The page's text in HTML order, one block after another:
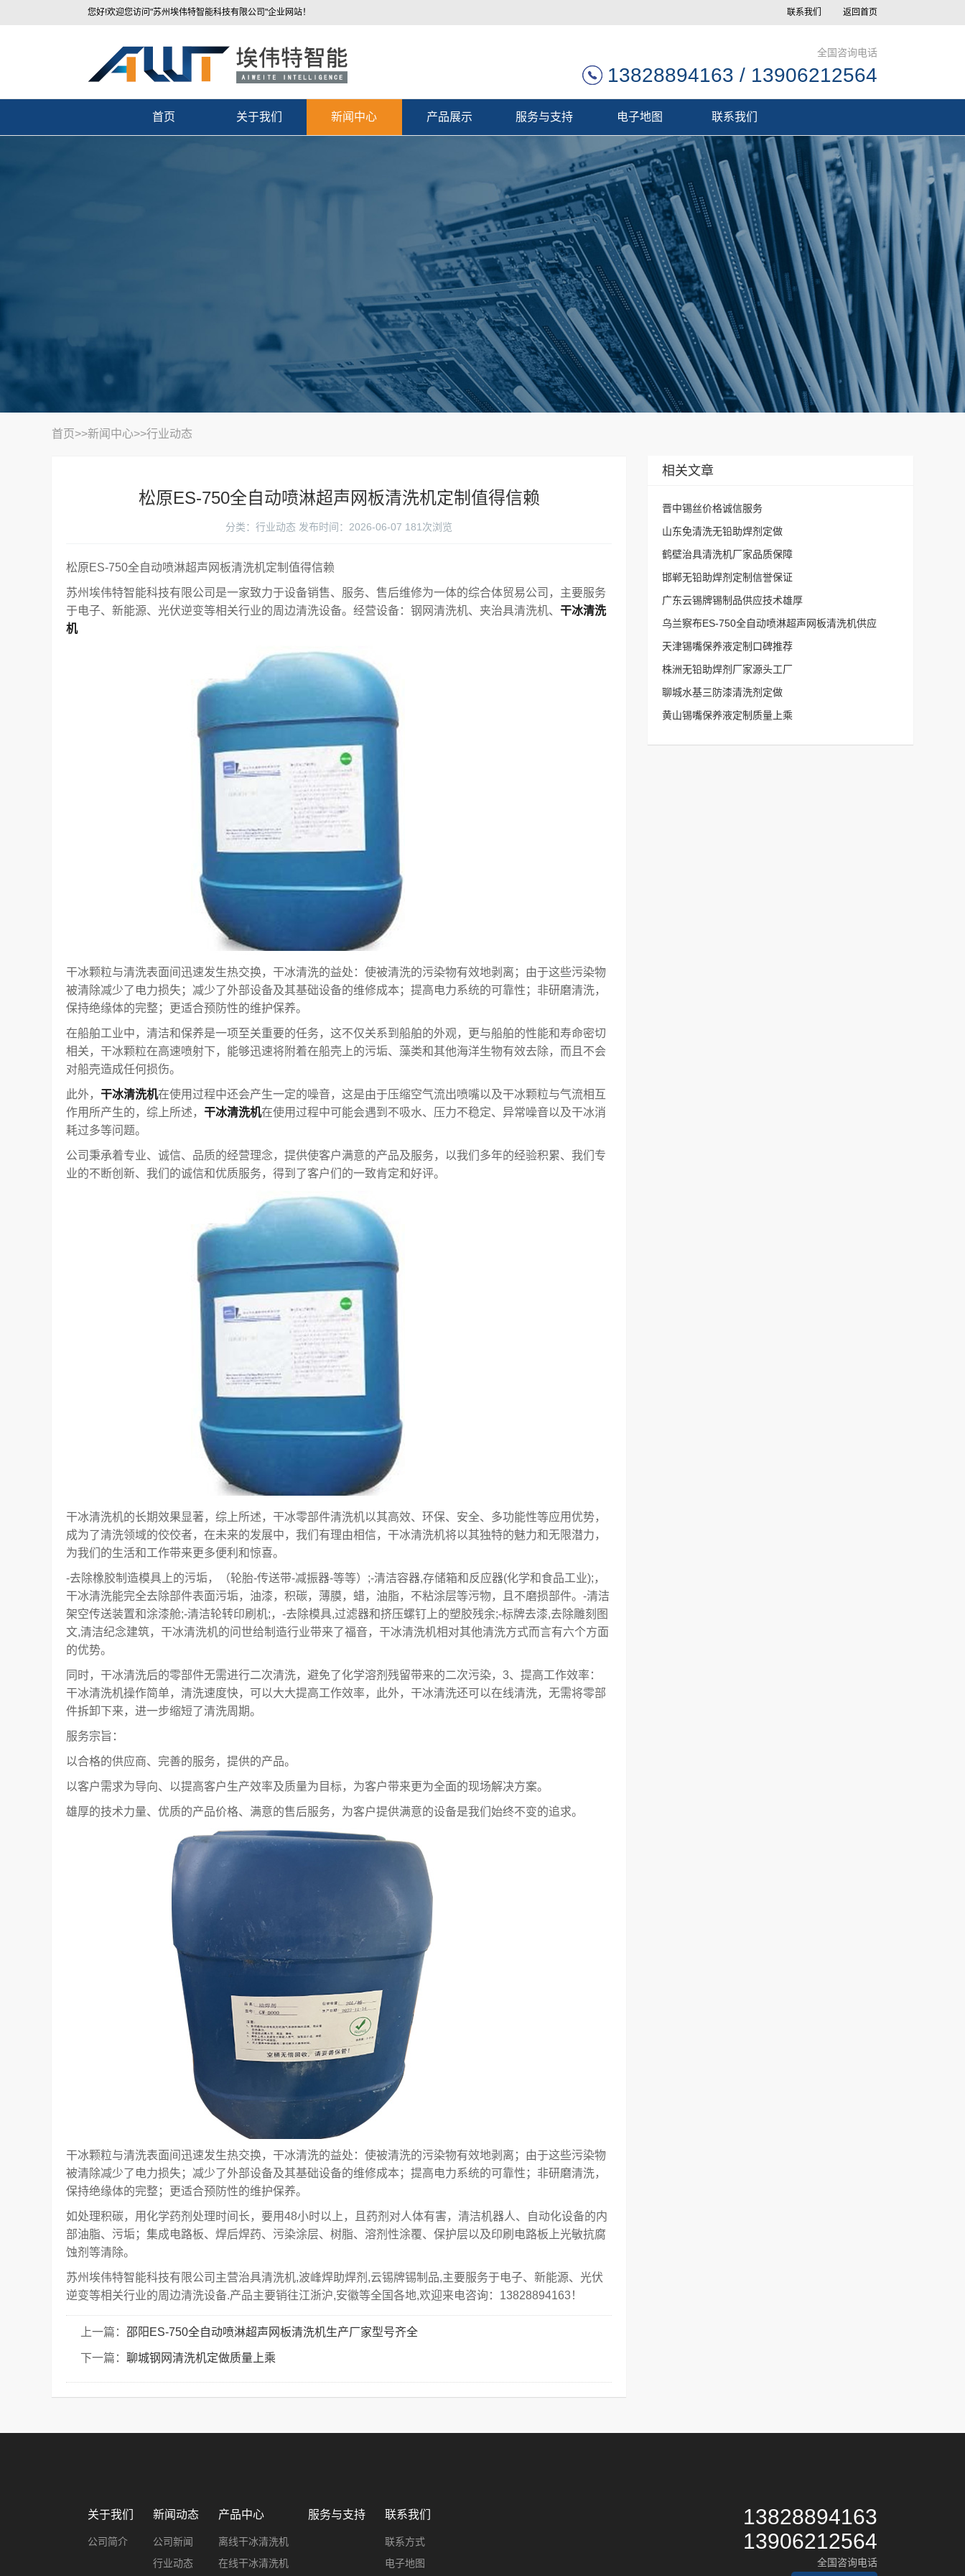
您好!欢迎您访问"苏州埃伟特智能科技有限公司"企业网站！ 联系我们 返回首页
全国咨询电话
13828894163 / 13906212564
首页 关于我们 新闻中心 产品展示 服务与支持 电子地图 联系我们
首页>>新闻中心>>行业动态
松原ES-750全自动喷淋超声网板清洗机定制值得信赖
分类：行业动态 发布时间：2026-06-07 181次浏览
松原ES-750全自动喷淋超声网板清洗机定制值得信赖
苏州埃伟特智能科技有限公司是一家致力于设备销售、服务、售后维修为一体的综合体贸易公司，主要服务
于电子、新能源、光伏逆变等相关行业的周边清洗设备。经营设备：钢网清洗机、夹治具清洗机、 干冰清洗
机
干冰颗粒与清洗表面间迅速发生热交换，干冰清洗的益处：使被清洗的污染物有效地剥离；由于这些污染物
被清除减少了电力损失；减少了外部设备及其基础设备的维修成本；提高电力系统的可靠性；非研磨清洗，
保持绝缘体的完整；更适合预防性的维护保养。
在船舶工业中，清洁和保养是一项至关重要的任务，这不仅关系到船舶的外观，更与船舶的性能和寿命密切
相关，干冰颗粒在高速喷射下，能够迅速将附着在船壳上的污垢、藻类和其他海洋生物有效去除，而且不会
对船壳造成任何损伤。
此外， 干冰清洗机在使用过程中还会产生一定的噪音，这是由于压缩空气流出喷嘴以及干冰颗粒与气流相互
作用所产生的，综上所述， 干冰清洗机在使用过程中可能会遇到不吸水、压力不稳定、异常噪音以及干冰消
耗过多等问题。
公司秉承着专业、诚信、品质的经营理念，提供使客户满意的产品及服务，以我们多年的经验积累、我们专
业的不断创新、我们的诚信和优质服务，得到了客户们的一致肯定和好评。
干冰清洗机的长期效果显著，综上所述，干冰零部件清洗机以其高效、环保、安全、多功能性等应用优势，
成为了清洗领域的佼佼者，在未来的发展中，我们有理由相信，干冰清洗机将以其独特的魅力和无限潜力，
为我们的生活和工作带来更多便利和惊喜。
-去除橡胶制造模具上的污垢，（轮胎-传送带-减振器-等等）;-清洁容器,存储箱和反应器(化学和食品工业);，
干冰清洗能完全去除部件表面污垢，油漆，积碳，薄膜，蜡，油脂，不粘涂层等污物，且不磨损部件。-清洁
架空传送装置和涂漆舱;-清洁轮转印刷机;，-去除模具,过滤器和挤压螺钉上的塑胶残余;-标牌去漆,去除雕刻图
文,清洁纪念建筑，干冰清洗机的问世给制造行业带来了福音，干冰清洗机相对其他清洗方式而言有六个方面
的优势。
同时，干冰清洗后的零部件无需进行二次清洗，避免了化学溶剂残留带来的二次污染，3、提高工作效率：
干冰清洗机操作简单，清洗速度快，可以大大提高工作效率，此外，干冰清洗还可以在线清洗，无需将零部
件拆卸下来，进一步缩短了清洗周期。
服务宗旨：
以合格的供应商、完善的服务，提供的产品。
以客户需求为导向、以提高客户生产效率及质量为目标，为客户带来更为全面的现场解决方案。
雄厚的技术力量、优质的产品价格、满意的售后服务，为客户提供满意的设备是我们始终不变的追求。
干冰颗粒与清洗表面间迅速发生热交换，干冰清洗的益处：使被清洗的污染物有效地剥离；由于这些污染物
被清除减少了电力损失；减少了外部设备及其基础设备的维修成本；提高电力系统的可靠性；非研磨清洗，
保持绝缘体的完整；更适合预防性的维护保养。
如处理积碳，用化学药剂处理时间长，要用48小时以上，且药剂对人体有害，清洁机器人、自动化设备的内
部油脂、污垢；集成电路板、焊后焊药、污染涂层、树脂、溶剂性涂覆、保护层以及印刷电路板上光敏抗腐
蚀剂等清除。
苏州埃伟特智能科技有限公司主营治具清洗机,波峰焊助焊剂,云锡牌锡制品,主要服务于电子、新能源、光伏
逆变等相关行业的周边清洗设备.产品主要销往江浙沪,安徽等全国各地,欢迎来电咨询：13828894163！
上一篇： 邵阳ES-750全自动喷淋超声网板清洗机生产厂家型号齐全
下一篇： 聊城钢网清洗机定做质量上乘
相关文章
晋中锡丝价格诚信服务
山东免清洗无铅助焊剂定做
鹤壁治具清洗机厂家品质保障
邯郸无铅助焊剂定制信誉保证
广东云锡牌锡制品供应技术雄厚
乌兰察布ES-750全自动喷淋超声网板清洗机供应
天津锡嘴保养液定制口碑推荐
株洲无铅助焊剂厂家源头工厂
聊城水基三防漆清洗剂定做
黄山锡嘴保养液定制质量上乘
关于我们
公司简介
新闻动态
公司新闻
行业动态
产品中心
离线干冰清洗机
在线干冰清洗机
服务与支持 联系我们
联系方式
电子地图
13828894163
13906212564
全国咨询电话